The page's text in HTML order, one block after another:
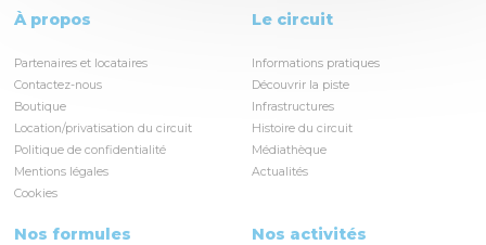
À propos
Partenaires et locataires
Contactez-nous
Boutique
Location/privatisation du circuit
Politique de confidentialité
Mentions légales
Cookies
Le circuit
Informations pratiques
Découvrir la piste
Infrastructures
Histoire du circuit
Médiathèque
Actualités
Nos formules Nos activités